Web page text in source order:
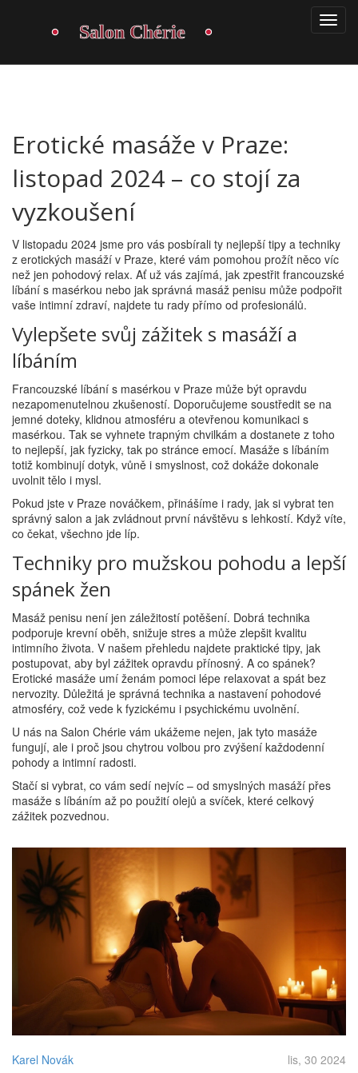
Erotické masáže v Praze:
listopad 2024 – co stojí za
vyzkoušení
V listopadu 2024 jsme pro vás posbírali ty nejlepší tipy a techniky
z erotických masáží v Praze, které vám pomohou prožít něco víc
než jen pohodový relax. Ať už vás zajímá, jak zpestřit francouzské
líbání s masérkou nebo jak správná masáž penisu může podpořit
vaše intimní zdraví, najdete tu rady přímo od profesionálů.
Vylepšete svůj zážitek s masáží a
líbáním
Francouzské líbání s masérkou v Praze může být opravdu
nezapomenutelnou zkušeností. Doporučujeme soustředit se na
jemné doteky, klidnou atmosféru a otevřenou komunikaci s
masérkou. Tak se vyhnete trapným chvilkám a dostanete z toho
to nejlepší, jak fyzicky, tak po stránce emocí. Masáže s líbáním
totiž kombinují dotyk, vůně i smyslnost, což dokáže dokonale
uvolnit tělo i mysl.
Pokud jste v Praze nováčkem, přinášíme i rady, jak si vybrat ten
správný salon a jak zvládnout první návštěvu s lehkostí. Když víte,
co čekat, všechno jde líp.
Techniky pro mužskou pohodu a lepší
spánek žen
Masáž penisu není jen záležitostí potěšení. Dobrá technika
podporuje krevní oběh, snižuje stres a může zlepšit kvalitu
intimního života. V našem přehledu najdete praktické tipy, jak
postupovat, aby byl zážitek opravdu přínosný. A co spánek?
Erotické masáže umí ženám pomoci lépe relaxovat a spát bez
nervozity. Důležitá je správná technika a nastavení pohodové
atmosféry, což vede k fyzickému i psychickému uvolnění.
U nás na Salon Chérie vám ukážeme nejen, jak tyto masáže
fungují, ale i proč jsou chytrou volbou pro zvýšení každodenní
pohody a intimní radosti.
Stačí si vybrat, co vám sedí nejvíc – od smyslných masáží přes
masáže s líbáním až po použití olejů a svíček, které celkový
zážitek pozvednou.
Karel Novák lis, 30 2024